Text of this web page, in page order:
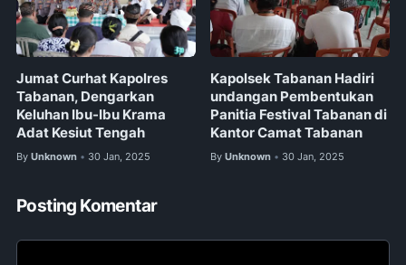
Jumat Curhat Kapolres
Tabanan, Dengarkan
Keluhan Ibu-Ibu Krama
Adat Kesiut Tengah
By Unknown • 30 Jan, 2025
Kapolsek Tabanan Hadiri
undangan Pembentukan
Panitia Festival Tabanan di
Kantor Camat Tabanan
By Unknown • 30 Jan, 2025
Posting Komentar